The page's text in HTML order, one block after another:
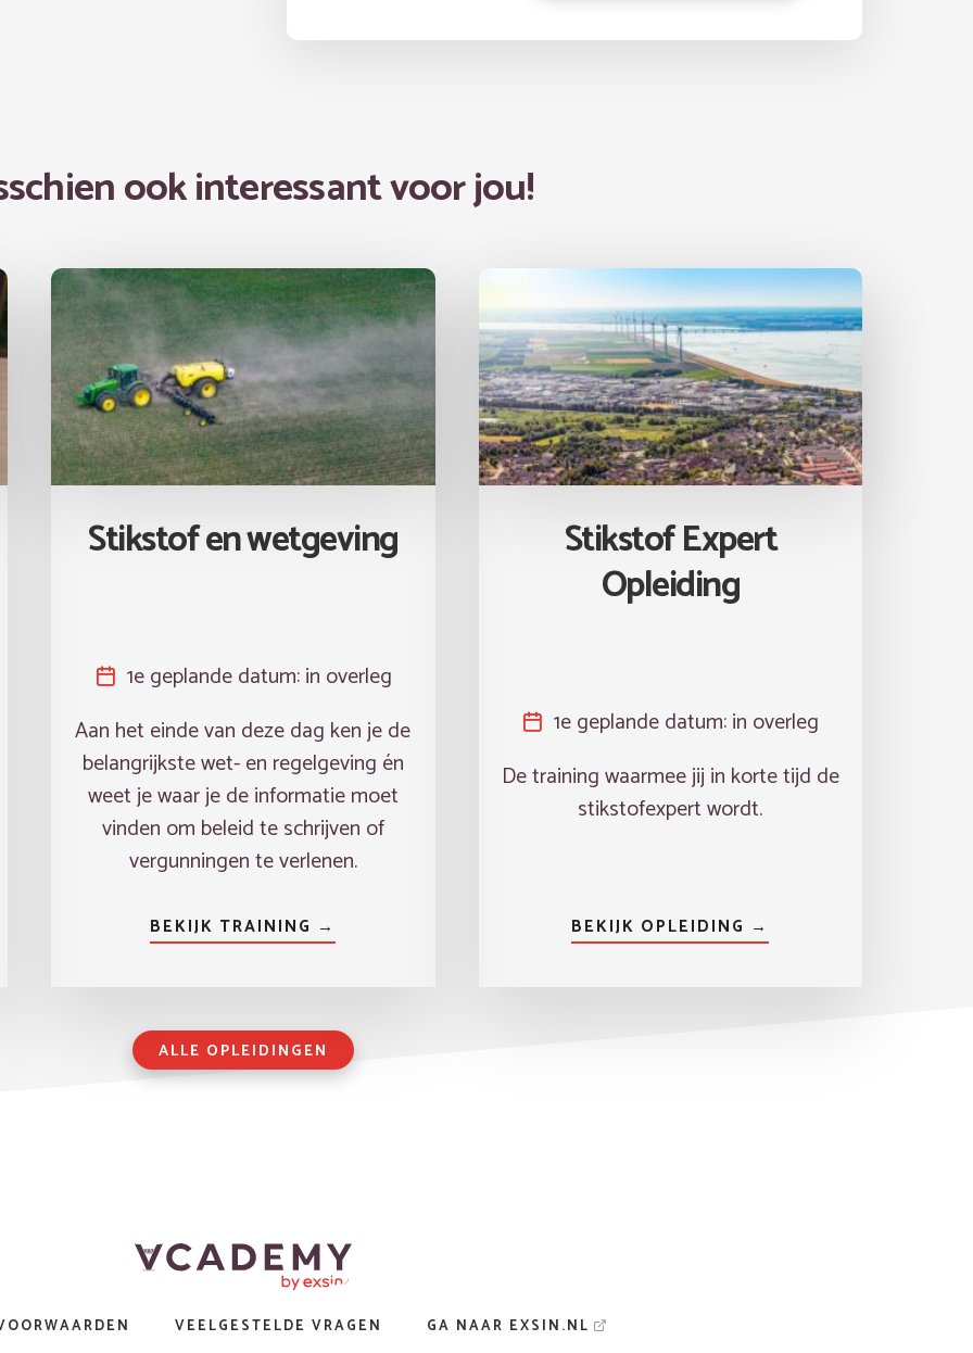
ook interessant voor jou!
Stikstof en wetgeving
1e geplande datum:in overleg
Aan het einde van deze dag ken je de
belangrijkste wet- en regelgeving én
weet je waar je de informatie moet
vinden om beleid te schrijven of
vergunningen te verlenen.
BEKIJK TRAINING →
Stikstof Expert
Opleiding
1e geplande datum:in overleg
De training waarmee jij in korte tijd de
stikstofexpert wordt.
BEKIJK OPLEIDING →
ALLE OPLEIDINGEN
VEELGESTELDE VRAGEN GA NAAR EXSIN.NL